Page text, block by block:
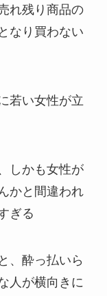
れ残り商品の
なり買わない
若い女性が立
しかも女性が
かと間違われ
ぎる
、酔っ払いら
人が横向きに